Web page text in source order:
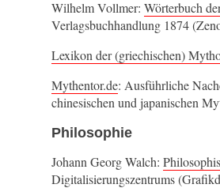
Wilhelm Vollmer:Wörterbuch
Verlagsbuchhandlung 1874
Lexikon der (griechischen)
Mythentor.de: Ausführliche
chinesischen und japanischen
Philosophie
Johann Georg Walch:
Digitalisierungszentrums